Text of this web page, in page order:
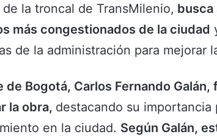
la troncal de TransMilenio, busca
más congestionados de la ciudad
de la administración para mejorar
de Bogotá, Carlos Fernando
la obra, destacando su
en la ciudad. Según Galán,